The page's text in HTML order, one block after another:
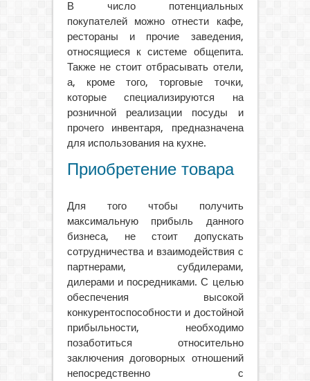
В число потенциальных
покупателей можно отнести кафе,
рестораны и прочие заведения,
относящиеся к системе общепита.
Также не стоит отбрасывать отели,
а, кроме того, торговые точки,
которые специализируются на
розничной реализации посуды и
прочего инвентаря, предназначена
для использования на кухне.
Приобретение товара
Для того чтобы получить
максимальную прибыль данного
бизнеса, не стоит допускать
сотрудничества и взаимодействия с
партнерами, субдилерами,
дилерами и посредниками. С целью
обеспечения высокой
конкурентоспособности и достойной
прибыльности, необходимо
позаботиться относительно
заключения договорных отношений
непосредственно с